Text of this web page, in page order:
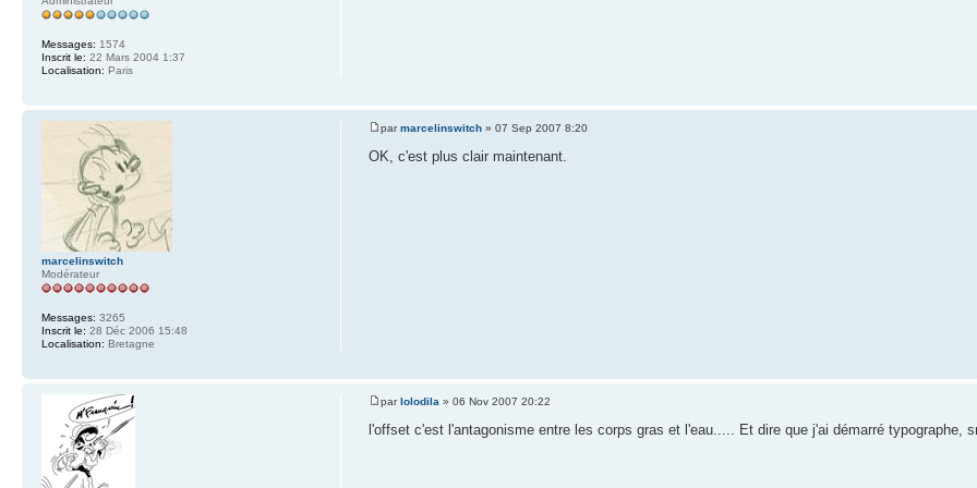
Messages: 1574
Inscrit le: 22 Mars 2004 1:37
Localisation: Paris
parmarcelinswitch » 07 Sep 2007 8:20
OK, c'est plus clair maintenant.
marcelinswitch
Modérateur
Messages: 3265
Inscrit le: 28 Déc 2006 15:48
Localisation: Bretagne
parlolodila » 06 Nov 2007 20:22
l'offset c'est l'antagonisme entre les corps gras et l'eau..... Et dire que j'ai démarré typographe,